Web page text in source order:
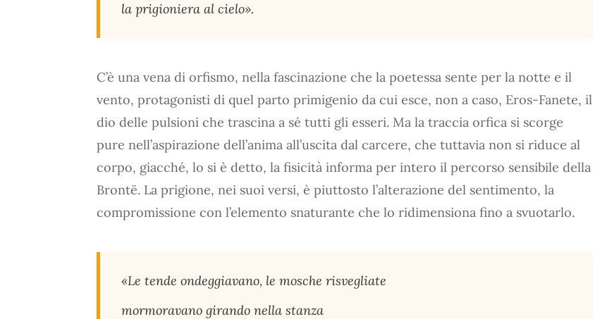
la prigioniera al cielo».
C’è una vena di orfismo, nella fascinazione che la poetessa sente per la notte e il
vento, protagonisti di quel parto primigenio da cui esce, non a caso, Eros-Fanete, il
dio delle pulsioni che trascina a sé tutti gli esseri. Ma la traccia orfica si scorge
pure nell’aspirazione dell’anima all’uscita dal carcere, che tuttavia non si riduce al
corpo, giacché, lo si è detto, la fisicità informa per intero il percorso sensibile della
Brontë. La prigione, nei suoi versi, è piuttosto l’alterazione del sentimento, la
compromissione con l’elemento snaturante che lo ridimensiona fino a svuotarlo.
«Le tende ondeggiavano, le mosche risvegliate
mormoravano girando nella stanza